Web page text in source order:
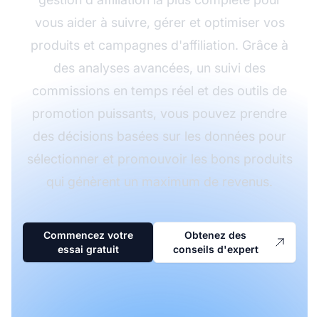
vous aider à suivre, gérer et optimiser vos
produits et campagnes d'affiliation. Grâce à
des analyses avancées, un suivi des
commissions en temps réel et des outils de
promotion puissants, vous pouvez prendre
des décisions basées sur les données pour
sélectionner et promouvoir les bons produits
qui génèrent un maximum de revenus.
Commencez votre
essai gratuit
Obtenez des
conseils d'expert